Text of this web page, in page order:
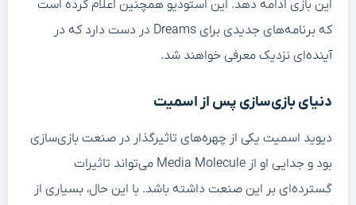
این بازی ادامه دهد. این استودیو همچنین اعلام کرده است
که برنامه‌های جدیدی برای Dreams در دست دارد که در
آینده‌ای نزدیک معرفی خواهند شد.
دنیای بازی‌سازی پس از اسمیت
دیوید اسمیت یکی از چهره‌های تاثیرگذار در صنعت بازی‌سازی
بود و جدایی او از Media Molecule می‌تواند تاثیرات
گسترده‌ای بر این صنعت داشته باشد. با این حال، بسیاری از